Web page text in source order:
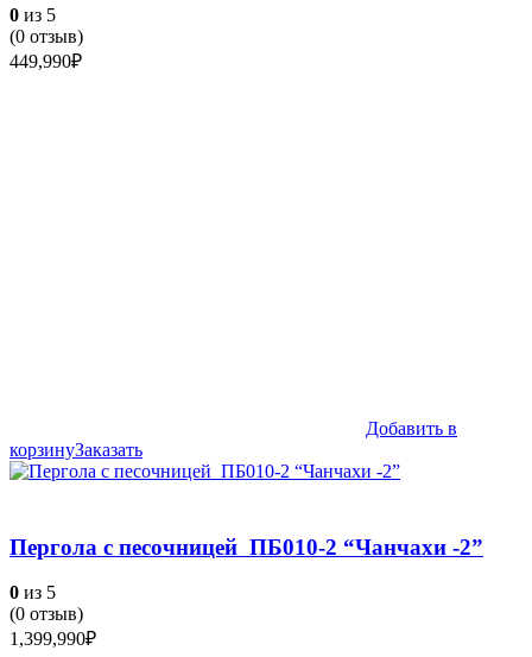
0 из 5
(0 отзыв)
449,990₽
Добавить в
корзинуЗаказать
Пергола с песочницей ПБ010-2 “Чанчахи -2”
0 из 5
(0 отзыв)
1,399,990₽